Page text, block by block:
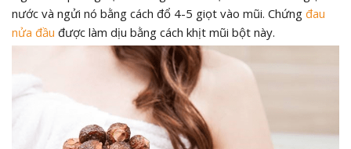
nước và ngửi nó bằng cách đổ 4-5 giọt vào mũi. Chứng đau
nửa đầu được làm dịu bằng cách khịt mũi bột này.